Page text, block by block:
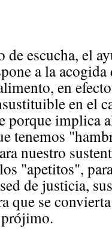
de escucha, el
a la acogida
en
en el
porque implica
tenemos
nuestro
"apetitos",
de justicia,
que se